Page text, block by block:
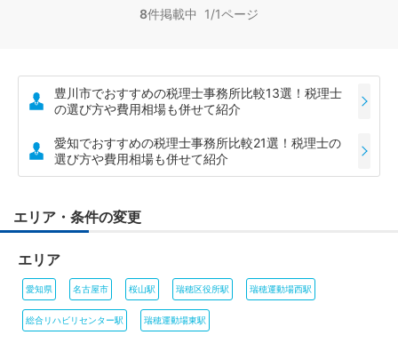
8件掲載中 1/1ページ
豊川市でおすすめの税理士事務所比較13選！税理士
の選び方や費用相場も併せて紹介
愛知でおすすめの税理士事務所比較21選！税理士の
選び方や費用相場も併せて紹介
エリア・条件の変更
エリア
愛知県 名古屋市 桜山駅 瑞穂区役所駅 瑞穂運動場西駅
総合リハビリセンター駅 瑞穂運動場東駅